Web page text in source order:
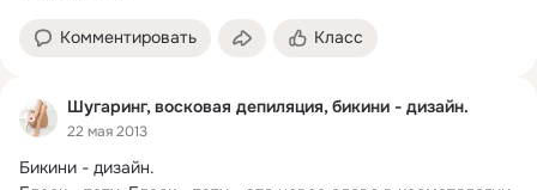
Комментировать Класс
Шугаринг, восковая депиляция, бикини - дизайн.
22 мая 2013
Бикини - дизайн.